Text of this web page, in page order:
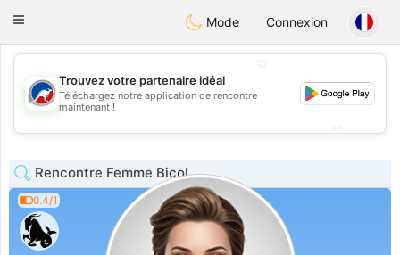
AustraliaChat
Toggle
Mode Connexion
💖
💕
Trouvez votre partenaire idéal
Téléchargez notre application de rencontre
maintenant !
Rencontre Femme Bicol
0.4/1